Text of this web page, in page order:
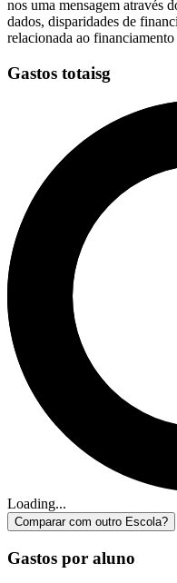
nos uma mensagem através
dados, disparidades de
relacionada ao financiamento
Gastos totaisg
Loading...
Comparar com outro Escola?
Gastos por aluno